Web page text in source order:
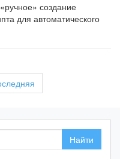
создание
для автоматического